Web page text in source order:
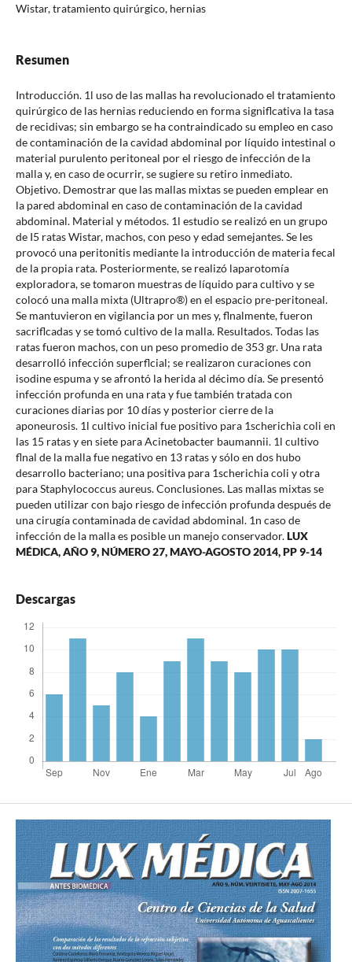
Wistar, tratamiento quirúrgico, hernias
Resumen
Introducción. 1l uso de las mallas ha revolucionado el tratamiento
quirúrgico de las hernias reduciendo en forma signiflcativa la tasa
de recidivas; sin embargo se ha contraindicado su empleo en caso
de contaminación de la cavidad abdominal por líquido intestinal o
material purulento peritoneal por el riesgo de infección de la
malla y, en caso de ocurrir, se sugiere su retiro inmediato.
Objetivo. Demostrar que las mallas mixtas se pueden emplear en
la pared abdominal en caso de contaminación de la cavidad
abdominal. Material y métodos. 1l estudio se realizó en un grupo
de I5 ratas Wistar, machos, con peso y edad semejantes. Se les
provocó una peritonitis mediante la introducción de materia fecal
de la propia rata. Posteriormente, se realizó laparotomía
exploradora, se tomaron muestras de líquido para cultivo y se
colocó una malla mixta (Ultrapro®) en el espacio pre-peritoneal.
Se mantuvieron en vigilancia por un mes y, flnalmente, fueron
sacriflcadas y se tomó cultivo de la malla. Resultados. Todas las
ratas fueron machos, con un peso promedio de 353 gr. Una rata
desarrolló infección superflcial; se realizaron curaciones con
isodine espuma y se afrontó la herida al décimo día. Se presentó
infección profunda en una rata y fue también tratada con
curaciones diarias por 10 días y posterior cierre de la
aponeurosis. 1l cultivo inicial fue positivo para 1scherichia coli en
las 15 ratas y en siete para Acinetobacter baumannii. 1l cultivo
flnal de la malla fue negativo en 13 ratas y sólo en dos hubo
desarrollo bacteriano; una positiva para 1scherichia coli y otra
para Staphylococcus aureus. Conclusiones. Las mallas mixtas se
pueden utilizar con bajo riesgo de infección profunda después de
una cirugía contaminada de cavidad abdominal. 1n caso de
infección de la malla es posible un manejo conservador.LUX
MÉDICA, AÑO 9, NÚMERO 27, MAYO-AGOSTO 2014, PP 9-14
Descargas